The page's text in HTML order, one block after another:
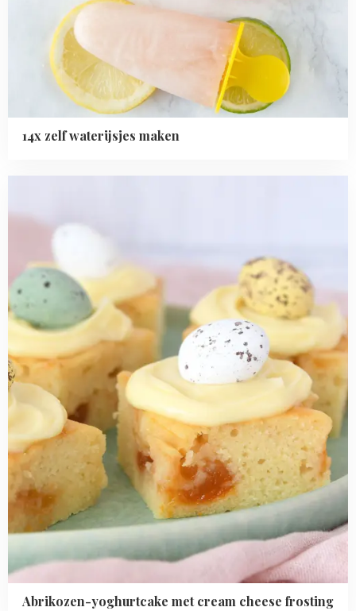
14x zelf waterijsjes maken
Abrikozen-yoghurtcake met cream cheese frosting
about
yoghurtcake
met
cream
cheese
frosting